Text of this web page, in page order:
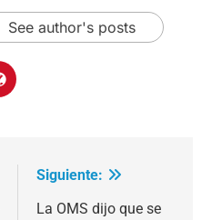
See author's posts
Siguiente:
La OMS dijo que se